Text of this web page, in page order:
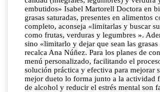
embutidos» Isabel Martorell Doctora en
grasas saturadas, presentes en
completo, aconseja «limitarlas y buscar
como frutas, verduras y legumbres ».
sino «limitarlo y dejar que sean las
recalca Ana Núñez. Para los planes de
menú personalizado, facilitando el
solución práctica y efectiva para mejorar
mejor dueto lo forma junto a la actividad
de alcohol y reducir el estrés mental son